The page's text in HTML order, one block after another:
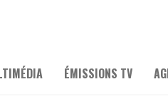
ÉMISSIONS TV